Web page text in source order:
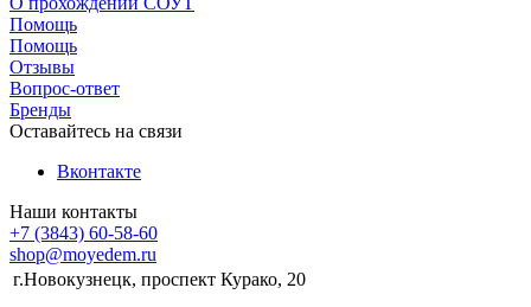
Помощь
Помощь
Отзывы
Вопрос-ответ
Бренды
Оставайтесь на связи
Вконтакте
Наши контакты
+7 (3843) 60-58-60
shop@moyedem.ru
г.Новокузнецк, проспект Курако, 20